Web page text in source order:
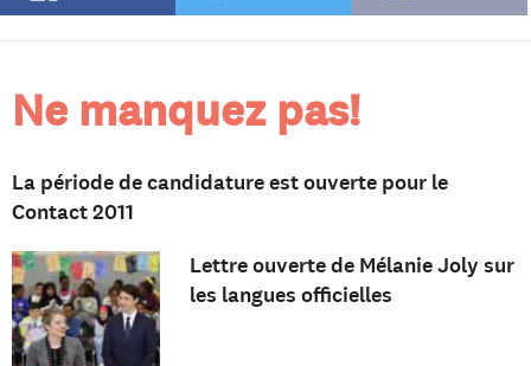
Ne manquez pas!
La période de candidature est ouverte pour le
Contact 2011
Lettre ouverte de Mélanie Joly sur
les langues officielles